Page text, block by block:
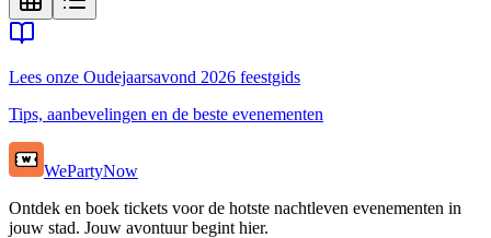
Lees onze Oudejaarsavond 2026 feestgids
Tips, aanbevelingen en de beste evenementen
WePartyNow
Ontdek en boek tickets voor de hotste nachtleven evenementen in
jouw stad. Jouw avontuur begint hier.